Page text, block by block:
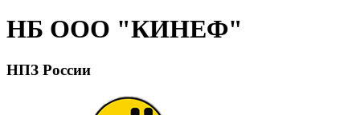
НБ ООО "КИНЕФ"
НПЗ России